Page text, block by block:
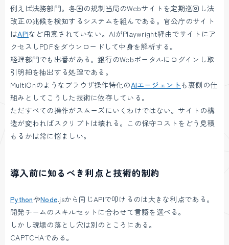
例えば法務部門。各国の規制当局のWebサイトを定期巡回し法
改正の兆候を検知するシステムを組んである。官公庁のサイト
はAPIなど用意されていない。AIがPlaywright経由でサイトにア
クセスしPDFをダウンロードして中身を解析する。
経理部門でも出番がある。銀行のWebポータルにログインし取
引明細を抽出する処理である。
MultiOnのようなブラウザ操作特化のAIエージェント も裏側の仕
組みとしてこうした技術に依存している。
ただすべての操作がスムーズにいくわけではない。サイトの構
造が変わればスクリプトは壊れる。この保守コストをどう見積
もるかは常に悩ましい。
導入前に知るべき利点と技術的制約
PythonやNode.jsから同じAPIで叩けるのは大きな利点である。
開発チームのスキルセットに合わせて言語を選べる。
しかし現場の落とし穴は別のところにある。
CAPTCHAである。